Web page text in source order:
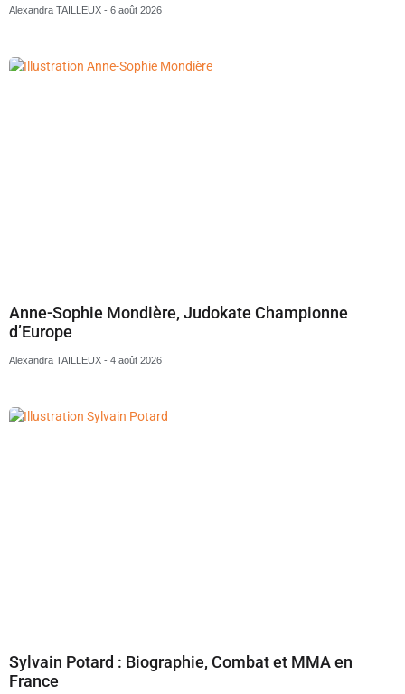
Alexandra TAILLEUX 6 août 2026
Anne-Sophie Mondière, Judokate Championne
d’Europe
Alexandra TAILLEUX 4 août 2026
Sylvain Potard : Biographie, Combat et MMA en
France